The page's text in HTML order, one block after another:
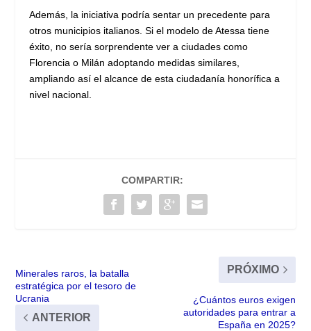
Además, la iniciativa podría sentar un precedente para
otros municipios italianos. Si el modelo de Atessa tiene
éxito, no sería sorprendente ver a ciudades como
Florencia o Milán adoptando medidas similares,
ampliando así el alcance de esta ciudadanía honorífica a
nivel nacional.
COMPARTIR:
Minerales raros, la batalla
estratégica por el tesoro de
Ucrania
ANTERIOR
PRÓXIMO
¿Cuántos euros exigen
autoridades para entrar a
España en 2025?